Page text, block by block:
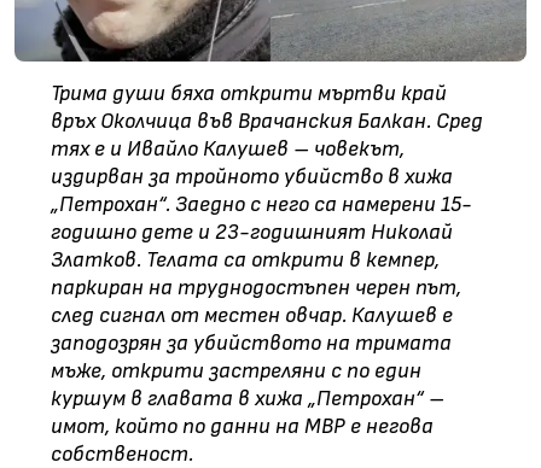
Трима души бяха открити мъртви край
връх Околчица във Врачанския Балкан. Сред
тях е и Ивайло Калушев – човекът,
издирван за тройното убийство в хижа
„Петрохан“. Заедно с него са намерени 15-
годишно дете и 23-годишният Николай
Златков. Телата са открити в кемпер,
паркиран на труднодостъпен черен път,
след сигнал от местен овчар. Калушев е
заподозрян за убийството на тримата
мъже, открити застреляни с по един
куршум в главата в хижа „Петрохан“ –
имот, който по данни на МВР е негова
собственост.